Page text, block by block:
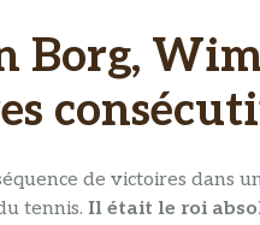
Borg,
de victoires dans
tennis. Il était le roi